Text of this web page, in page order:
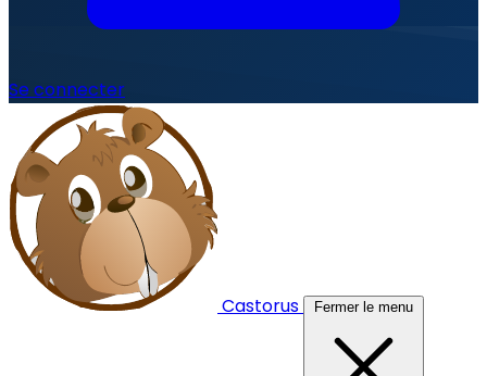
Se connecter
Castorus Fermer le menu